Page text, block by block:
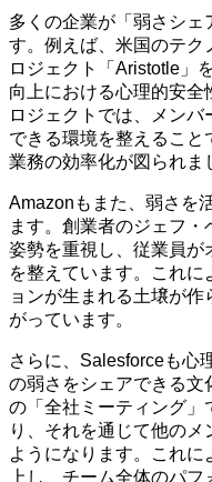
多くの企業が「弱さシェ
す。例えば、米国のテク
ロジェクト「Aristotle」
向上における心理的安
ロジェクトでは、メン
できる環境を整えること
業務の効率化が図られま
Amazonもまた、弱さを
ます。創業者のジェフ
姿勢を重視し、従業員が
を整えています。これ
ョンが生まれる土壌が
がっています。
さらに、Salesforceも心
の弱さをシェアできる文
の「全社ミーティング」
り、それを通じて他の
ようになります。これ
上し、チーム全体のパ